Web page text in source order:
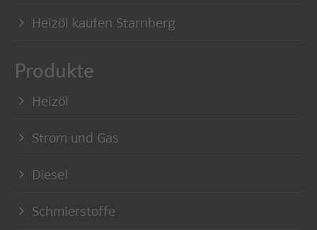
Heizöl kaufen Starnberg
Produkte
Heizöl
Strom und Gas
Diesel
Schmierstoffe